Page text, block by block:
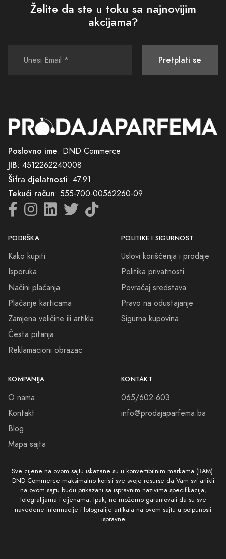
Želite da ste u toku sa najnovijim
akcijama?
Pretplati se
Poslovno ime: DND Commerce
JIB: 4512262240008
Šifra djelatnosti: 47.91
Tekući račun: 555-700-00562260-09
PODRŠKA
Kako kupiti
Isporuka
Načini plaćanja
Plaćanje karticama
Zamjena veličine ili artikla
Česta pitanja
Reklamacioni obrazac
POLITIKE I SIGURNOST
Uslovi korišćenja i prodaje
Politika privatnosti
Povraćaj sredstava
Pravo na odustajanje
Sigurna kupovina
KOMPANIJA
O nama
Kontakt
Blog
Mapa sajta
KONTAKT
065/602-603
info@prodajaparfema.ba
Sve cijene na ovom sajtu iskazane su u konvertibilnim markama (BAM).
DND Commerce maksimalno koristi sve svoje resurse da Vam svi artikli
na ovom sajtu budu prikazani sa ispravnim nazivima specifikacija,
fotografijama i cijenama. Ipak, ne možemo garantovati da su sve
navedene informacije i fotografije artikala na ovom sajtu u potpunosti
ispravne